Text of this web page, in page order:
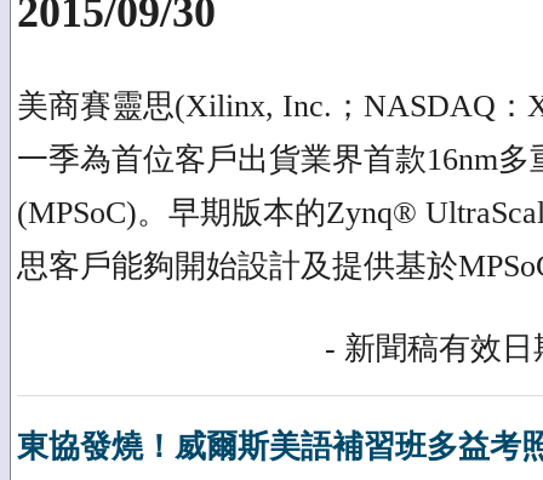
2015/09/30
美商賽靈思(Xilinx, Inc.；NASDAQ
一季為首位客戶出貨業界首款16nm
(MPSoC)。早期版本的Zynq®
思客戶能夠開始設計及提供基於
- 新聞稿有效日
東協發燒！威爾斯美語補習班多益考